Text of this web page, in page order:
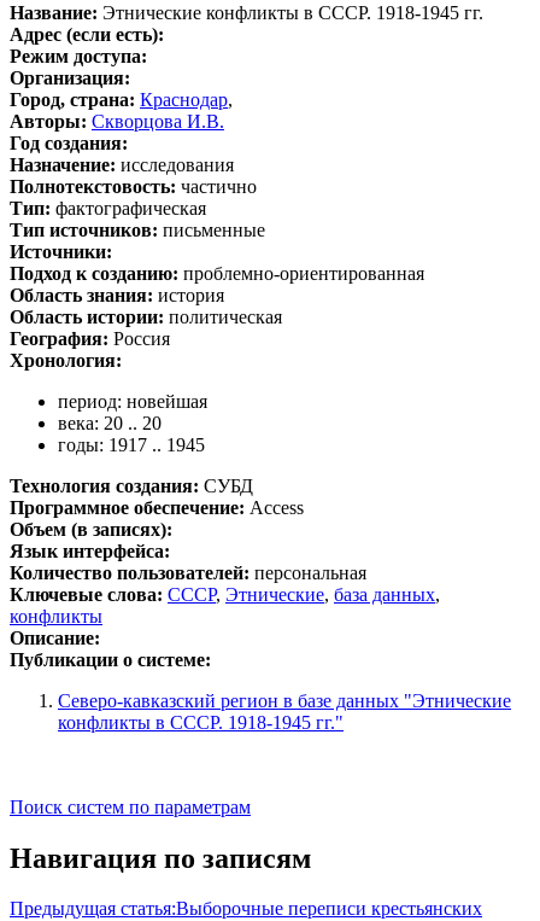
Название: Этнические конфликты в СССР. 1918-1945 гг.
Адрес (если есть):
Режим доступа:
Организация:
Город, страна: Краснодар,
Авторы: Скворцова И.В.
Год создания:
Назначение: исследования
Полнотекстовость: частично
Тип: фактографическая
Тип источников: письменные
Источники:
Подход к созданию: проблемно-ориентированная
Область знания: история
Область истории: политическая
География: Россия
Хронология:
период: новейшая
века: 20 .. 20
годы: 1917 .. 1945
Технология создания: СУБД
Программное обеспечение: Access
Объем (в записях):
Язык интерфейса:
Количество пользователей: персональная
Ключевые слова: СССР, Этнические, база данных,
конфликты
Описание:
Публикации о системе:
Северо-кавказский регион в базе данных "Этнические
конфликты в СССР. 1918-1945 гг."
Поиск систем по параметрам
Навигация по записям
Предыдущая статья:Выборочные переписи крестьянских